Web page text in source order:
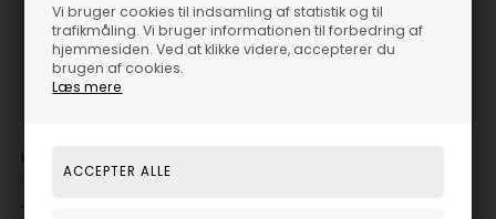
Vi bruger cookies til indsamling af statistik og til
trafikmåling. Vi bruger informationen til forbedring af
hjemmesiden. Ved at klikke videre, accepterer du
brugen af cookies.
Læs mere
Håndlavet fingerring i 8 kt guld
Randers Sølv
7.857,00